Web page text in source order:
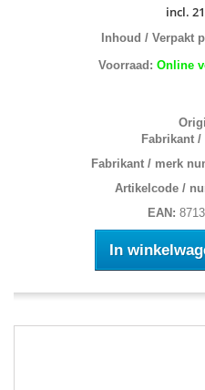
incl.
Inhoud / Verpakt
Voorraad: Online
Fabrikant /
Fabrikant / merk
Artikelcode /
EAN:
In